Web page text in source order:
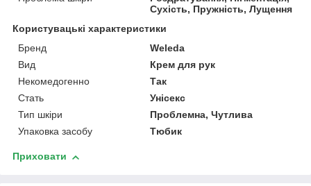
Сухість, Пружність, Лущення
Користувацькi характеристики
Бренд
Weleda
Вид
Крем для рук
Некомедогенно
Так
Стать
Унісекс
Тип шкіри
Проблемна, Чутлива
Упаковка засобу
Тюбик
Приховати